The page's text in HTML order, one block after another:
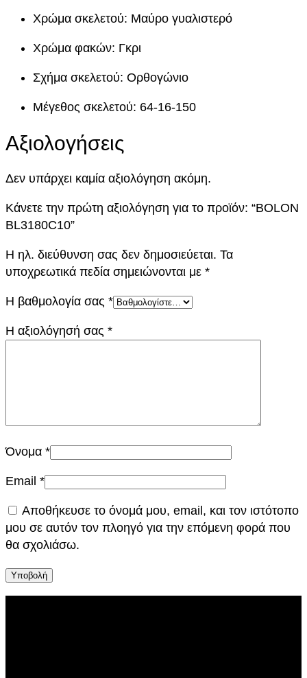
s
:
1
,
0
0
€
ν
ι
:
0
,
0
.
τ
Χρώμα σκελετού: Μαύρο γυαλιστερό
Χρώμα φακών: Γκρι
Σχήμα σκελετού: Ορθογώνιο
Μέγεθος σκελετού: 64-16-150
Αξιολογήσεις
Δεν υπάρχει καμία αξιολόγηση ακόμη.
Κάνετε την πρώτη αξιολόγηση για το προϊόν: “BOLON
BL3180C10”
Η ηλ. διεύθυνση σας δεν δημοσιεύεται. Τα
υποχρεωτικά πεδία σημειώνονται με *
Η βαθμολογία σας *
Η αξιολόγησή σας *
Όνομα *
Email *
Αποθήκευσε το όνομά μου, email, και τον ιστότοπο
μου σε αυτόν τον πλοηγό για την επόμενη φορά που
θα σχολιάσω.